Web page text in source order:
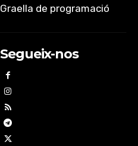
Graella de programació
Segueix-nos